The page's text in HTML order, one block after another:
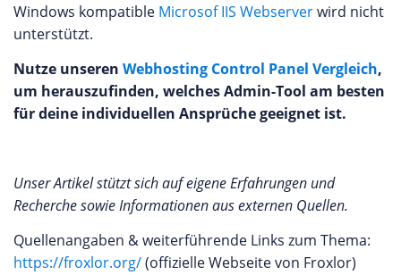
Windows kompatible Microsof IIS Webserverwird nicht
unterstützt.
Nutze unseren Webhosting Control Panel Vergleich,
um herauszufinden, welches Admin-Tool am besten
für deine individuellen Ansprüche geeignet ist.
Unser Artikel stützt sich auf eigene Erfahrungen und
Recherche sowie Informationen aus externen Quellen.
Quellenangaben & weiterführende Links zum Thema:
https://froxlor.org/(offizielle Webseite von Froxlor)